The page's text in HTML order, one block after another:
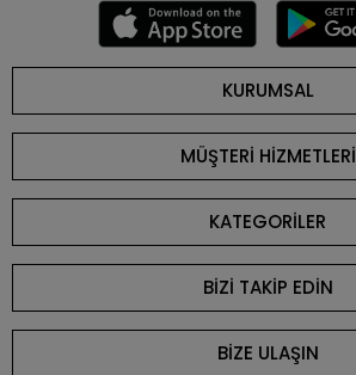
KURUMSAL
MÜŞTERİ HİZMETLERİ
KATEGORİLER
BİZİ TAKİP EDİN
BİZE ULAŞIN